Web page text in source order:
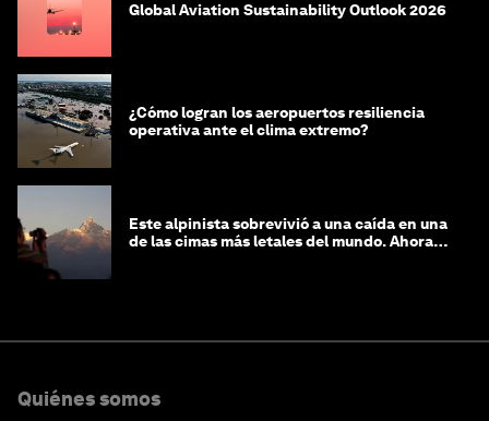
Global Aviation Sustainability Outlook 2026
¿Cómo logran los aeropuertos resiliencia
operativa ante el clima extremo?
Este alpinista sobrevivió a una caída en una
de las cimas más letales del mundo. Ahora
Quiénes somos